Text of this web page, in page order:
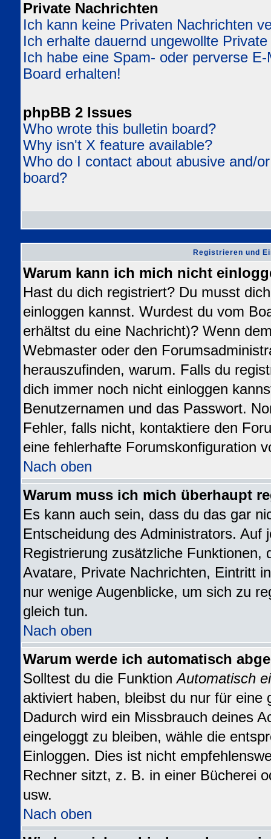
Private Nachrichten
Ich kann keine Privaten Nachrichten
Ich erhalte dauernd ungewollte
Ich habe eine Spam- oder perverse
Board erhalten!
phpBB 2 Issues
Who wrote this bulletin board?
Why isn't X feature available?
Who do I contact about abusive and/
board?
Registrieren und
Warum kann ich mich nicht
Hast du dich registriert? Du musst
einloggen kannst. Wurdest du vom
erhältst du eine Nachricht)? Wenn
Webmaster oder den
herauszufinden, warum. Falls du
dich immer noch nicht einloggen
Benutzernamen und das Passwort.
Fehler, falls nicht, kontaktiere den
eine fehlerhafte Forumskonfiguration
Nach oben
Warum muss ich mich überhaupt
Es kann auch sein, dass du das gar
Entscheidung des Administrators. Auf
Registrierung zusätzliche Funktionen,
Avatare, Private Nachrichten, Eintritt
nur wenige Augenblicke, um sich zu
gleich tun.
Nach oben
Warum werde ich automatisch
Solltest du die FunktionAutomatisch
aktiviert haben, bleibst du nur für eine
Dadurch wird ein Missbrauch deines
eingeloggt zu bleiben, wähle die
Einloggen. Dies ist nicht
Rechner sitzt, z. B. in einer Bücherei
usw.
Nach oben